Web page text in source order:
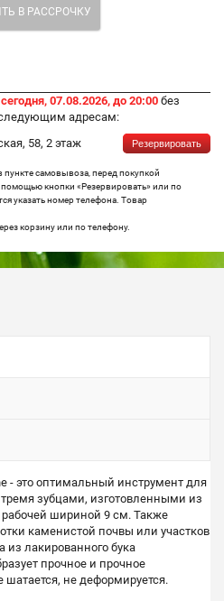
В РАССРОЧКУ
сегодня, 07.08.2026, до 20:00 без
следующим адресам:
58, 2 этаж
Резервировать
самовывоза, перед покупкой
кнопки «Резервировать» или по
указать номер телефона. Товар
корзину или по телефону.
- это оптимальный инструмент для
зубцами, изготовленными из
рабочей шириной 9 см. Также
каменистой почвы или участков
из лакированного бука
прочное и прочное
не деформируется.